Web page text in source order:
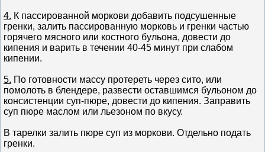
4. К пассированной моркови добавить подсушенные
гренки, залить пассированную морковь и гренки частью
горячего мясного или костного бульона, довести до
кипения и варить в течении 40-45 минут при слабом
кипении.
5. По готовности массу протереть через сито, или
помолоть в блендере, развести оставшимся бульоном до
консистенции суп-пюре, довести до кипения. Заправить
суп пюре маслом или льезоном по вкусу.
В тарелки залить пюре суп из моркови. Отдельно подать
гренки.